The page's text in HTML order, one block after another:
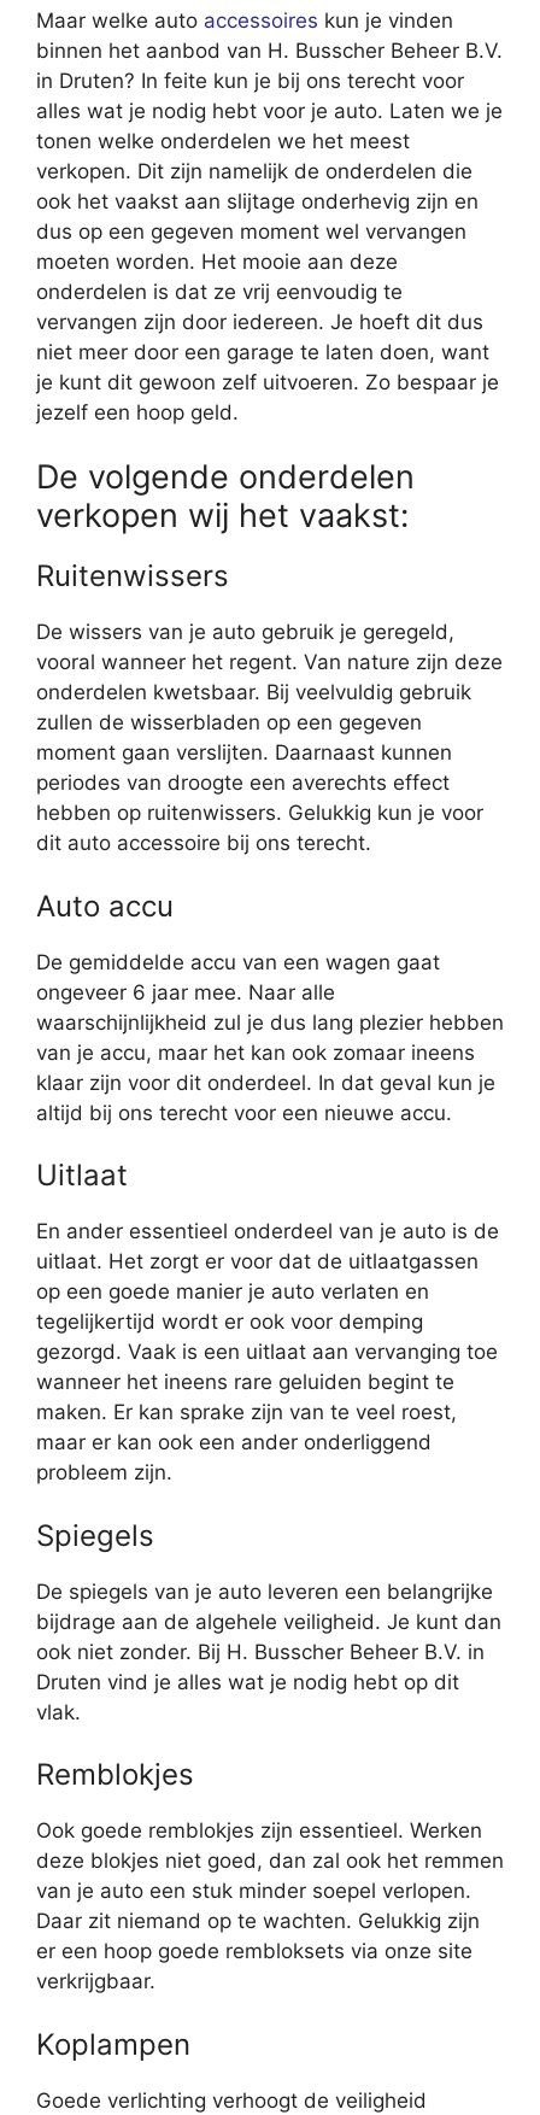
Maar welke auto accessoires kun je vinden
binnen het aanbod van H. Busscher Beheer B.V.
in Druten? In feite kun je bij ons terecht voor
alles wat je nodig hebt voor je auto. Laten we je
tonen welke onderdelen we het meest
verkopen. Dit zijn namelijk de onderdelen die
ook het vaakst aan slijtage onderhevig zijn en
dus op een gegeven moment wel vervangen
moeten worden. Het mooie aan deze
onderdelen is dat ze vrij eenvoudig te
vervangen zijn door iedereen. Je hoeft dit dus
niet meer door een garage te laten doen, want
je kunt dit gewoon zelf uitvoeren. Zo bespaar je
jezelf een hoop geld.
De volgende onderdelen
verkopen wij het vaakst:
Ruitenwissers
De wissers van je auto gebruik je geregeld,
vooral wanneer het regent. Van nature zijn deze
onderdelen kwetsbaar. Bij veelvuldig gebruik
zullen de wisserbladen op een gegeven
moment gaan verslijten. Daarnaast kunnen
periodes van droogte een averechts effect
hebben op ruitenwissers. Gelukkig kun je voor
dit auto accessoire bij ons terecht.
Auto accu
De gemiddelde accu van een wagen gaat
ongeveer 6 jaar mee. Naar alle
waarschijnlijkheid zul je dus lang plezier hebben
van je accu, maar het kan ook zomaar ineens
klaar zijn voor dit onderdeel. In dat geval kun je
altijd bij ons terecht voor een nieuwe accu.
Uitlaat
En ander essentieel onderdeel van je auto is de
uitlaat. Het zorgt er voor dat de uitlaatgassen
op een goede manier je auto verlaten en
tegelijkertijd wordt er ook voor demping
gezorgd. Vaak is een uitlaat aan vervanging toe
wanneer het ineens rare geluiden begint te
maken. Er kan sprake zijn van te veel roest,
maar er kan ook een ander onderliggend
probleem zijn.
Spiegels
De spiegels van je auto leveren een belangrijke
bijdrage aan de algehele veiligheid. Je kunt dan
ook niet zonder. Bij H. Busscher Beheer B.V. in
Druten vind je alles wat je nodig hebt op dit
vlak.
Remblokjes
Ook goede remblokjes zijn essentieel. Werken
deze blokjes niet goed, dan zal ook het remmen
van je auto een stuk minder soepel verlopen.
Daar zit niemand op te wachten. Gelukkig zijn
er een hoop goede rembloksets via onze site
verkrijgbaar.
Koplampen
Goede verlichting verhoogt de veiligheid